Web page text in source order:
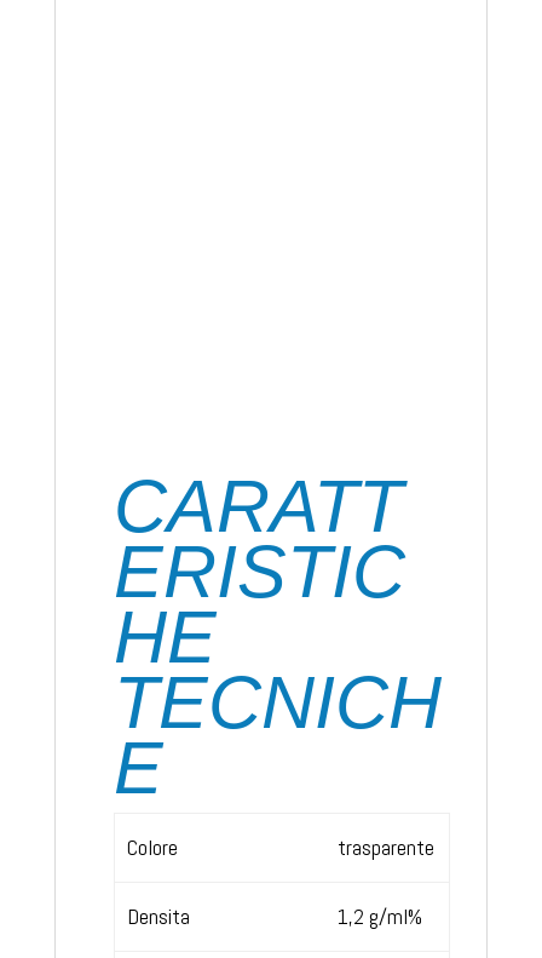
CARATT
ERISTIC
HE
TECNICH
E
Colore trasparente
Densita 1,2 g/ml%